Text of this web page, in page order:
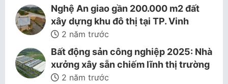
Nghệ An giao gần 200.000 m2 đất
xây dựng khu đô thị tại TP. Vinh
2 năm trước
Bất động sản công nghiệp 2025: Nhà
xưởng xây sẵn chiếm lĩnh thị trường
2 năm trước